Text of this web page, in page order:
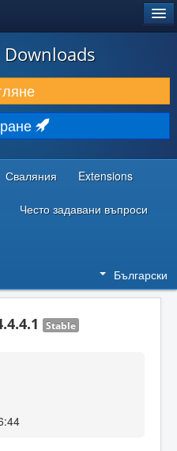
Downloads
Сваляния Extensions
Често задавани въпроси
Български
Stable